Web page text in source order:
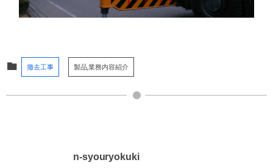
撤去工事 製品,業務内容紹介
n-syouryokuki